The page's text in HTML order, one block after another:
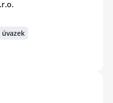
úvazek